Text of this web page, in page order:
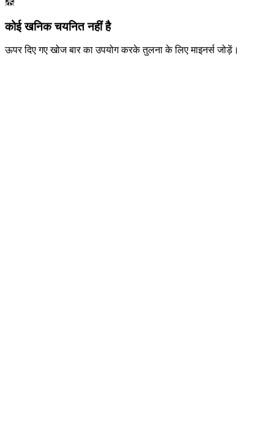
कोई खनिक चयनित नहीं है
ऊपर दिए गए खोज बार का उपयोग करके तुलना के लिए माइनर्स जोड़ें।